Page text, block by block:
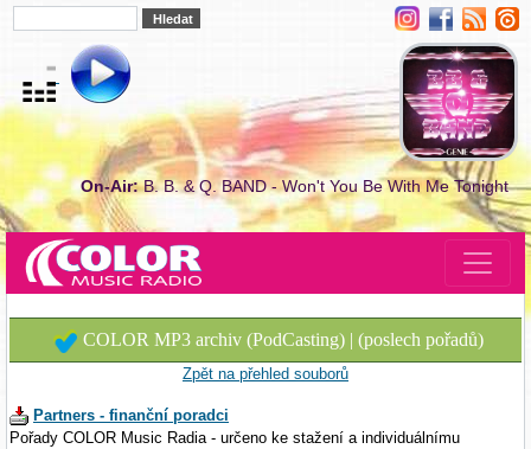
On-Air:B. B. & Q. BAND - Won't You Be With Me Tonight
COLOR MP3 archiv (PodCasting) | (poslech pořadů)
Zpět na přehled souborů
Partners - finanční poradci
Pořady COLOR Music Radia - určeno ke stažení a individuálnímu